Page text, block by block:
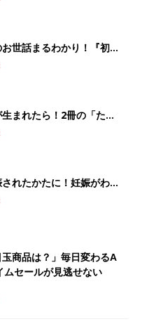
世話まるわかり！『初め
ラブ 夏号』〈巻頭大特
まれたら！2冊の「たま
れたかたに！妊娠がわか
読む本『初めてのたまご
玉商品は？」毎日変わるA
ムセールが見逃せない